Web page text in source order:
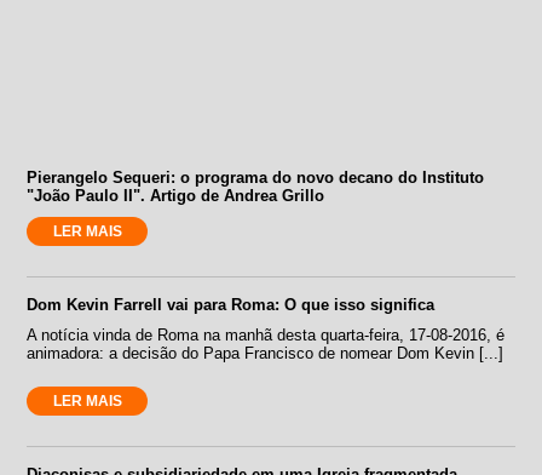
Pierangelo Sequeri: o programa do novo decano do Instituto
"João Paulo II". Artigo de Andrea Grillo
LER MAIS
Dom Kevin Farrell vai para Roma: O que isso significa
A notícia vinda de Roma na manhã desta quarta-feira, 17-08-2016, é
animadora: a decisão do Papa Francisco de nomear Dom Kevin [...]
LER MAIS